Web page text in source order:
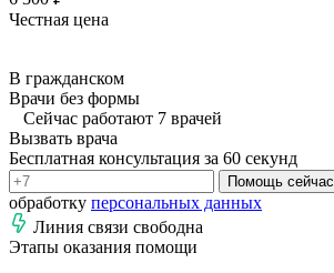
Честная цена
В гражданском
Врачи без формы
Сейчас работают 7 врачей
Вызвать врача
Бесплатная консультация за 60 секунд
Помощь сейчас
обработку персональных данных
Линия связи свободна
Этапы оказания помощи